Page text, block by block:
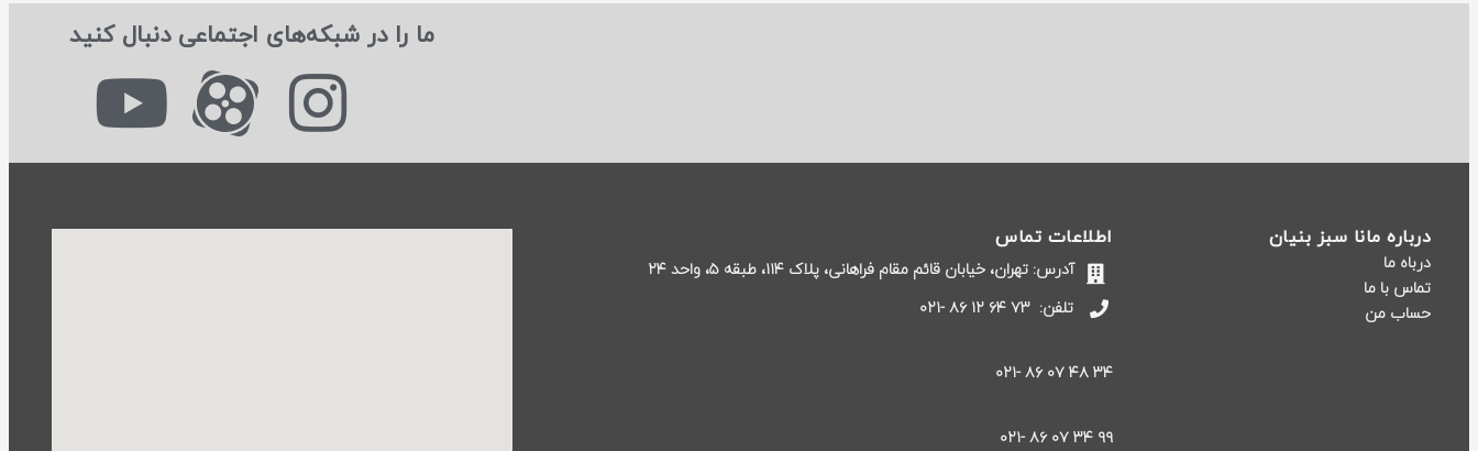
ما را در شبکه‌های اجتماعی دنبال کنید
درباره مانا سبز بنیان
درباه ما
تماس با ما
حساب من
اطلاعات تماس
آدرس: تهران، خیابان قائم مقام فراهانی، پلاک ۱۱۴، طبقه ۵، واحد ۲۴
تلفن:۷۳ ۶۴ ۱۲ ۸۶ -۰۲۱
۳۴ ۴۸ ۰۷ ۸۶ -۰۲۱
۹۹ ۳۴ ۰۷ ۸۶ -۰۲۱